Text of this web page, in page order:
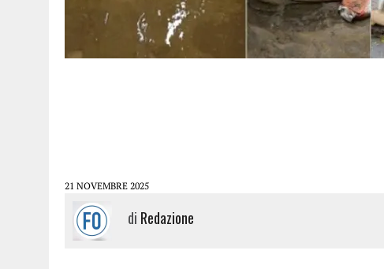
21 NOVEMBRE 2025
di Redazione